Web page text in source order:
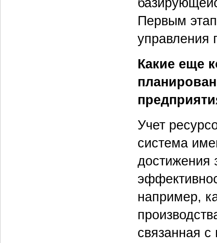
Первым
управления
Какие еще
Учет
система
достижения
например,
связанная